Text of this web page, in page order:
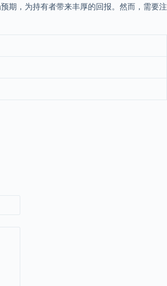
期，为持有者带来丰厚的回报。然而，需要注